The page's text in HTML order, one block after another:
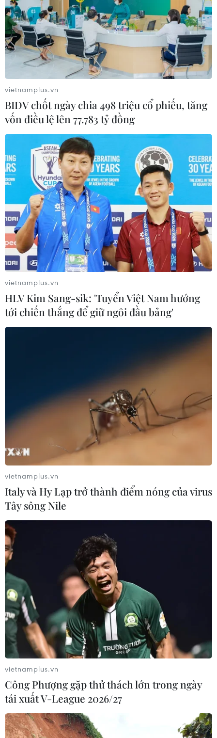
thuế và chi tiêu toàn diện
04/07/2025 23:27
Dự cắt giảm thuế và chi tiêu toàn diện trị giá 4.500 tỷ
USD là gói chính sách trong nhiệm kỳ thứ hai mang tính
biểu tượng của ông Trump, thực hiện lời hứa trong chiến
dịch tranh cử năm 2024 của ông.
vietnamplus.vn
BIDV chốt ngày chia 498 triệu cổ phiếu, tăng
vốn điều lệ lên 77.783 tỷ đồng
vietnamplus.vn
HLV Kim Sang-sik: 'Tuyển Việt Nam hướng
tới chiến thắng để giữ ngôi đầu bảng'
vietnamplus.vn
Italy và Hy Lạp trở thành điểm nóng của virus
Tây sông Nile
vietnamplus.vn
Công Phượng gặp thử thách lớn trong ngày
tái xuất V-League 2026/27